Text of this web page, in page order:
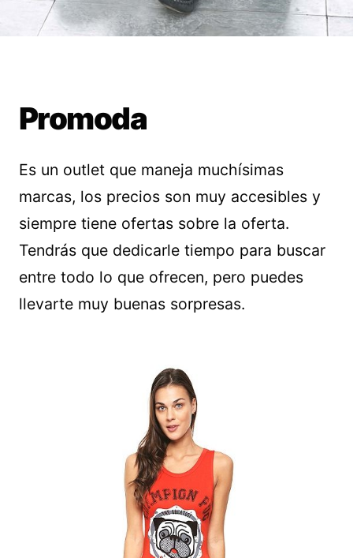
Promoda
Es un outlet que maneja muchísimas
marcas, los precios son muy accesibles y
siempre tiene ofertas sobre la oferta.
Tendrás que dedicarle tiempo para buscar
entre todo lo que ofrecen, pero puedes
llevarte muy buenas sorpresas.